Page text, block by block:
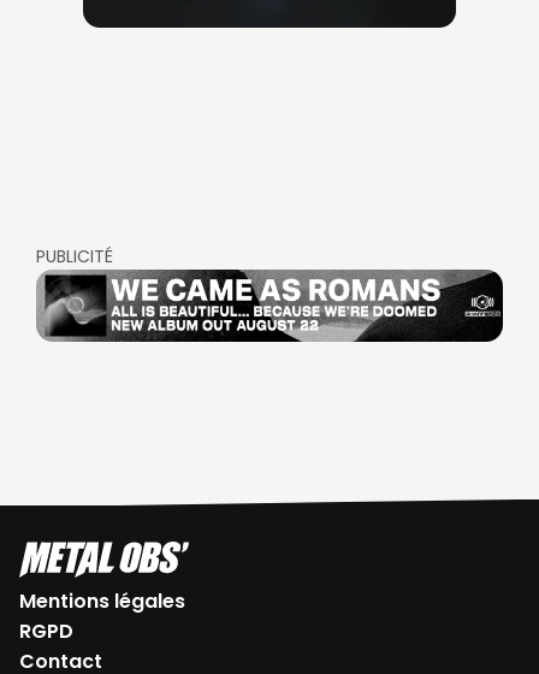
PUBLICITÉ
Mentions légales
RGPD
Contact